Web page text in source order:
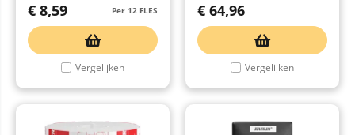
Per 12 FLES
€ 8,59
Vergelijken
€ 64,96
Vergelijken